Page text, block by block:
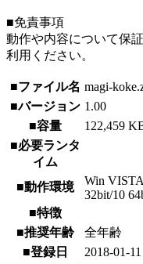
■免責事項
動作や内容について保
利用ください。
■ファイル名 magi-
■バージョン 1.00
■容量
122,459
■必要ランタ
イム
■動作環境
Win
32bit/10
■特徴
■推奨年齢
全年齢
■登録日
2018-01-11